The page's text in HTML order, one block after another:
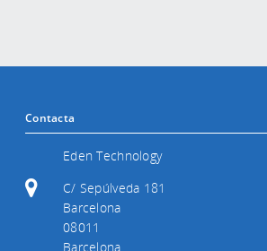
Contacta
Eden Technology
C/ Sepúlveda 181
Barcelona
08011
Barcelona